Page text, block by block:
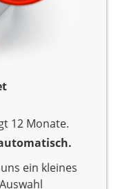
12 Monate.
ein kleines